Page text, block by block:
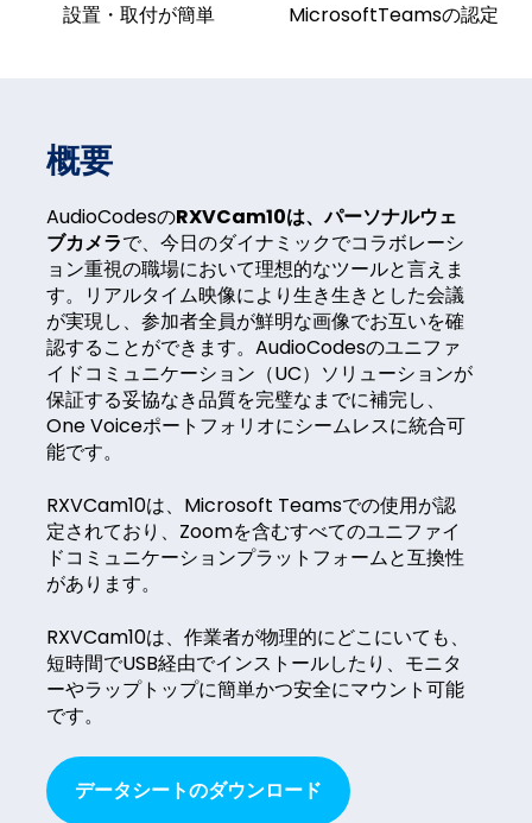
設置・取付が簡単 MicrosoftTeamsの認定
概要
AudioCodesのRXVCam10は、パーソナルウェ
ブカメラで、今日のダイナミックでコラボレーシ
ョン重視の職場において理想的なツールと言えま
す。リアルタイム映像により生き生きとした会議
が実現し、参加者全員が鮮明な画像でお互いを確
認することができます。AudioCodesのユニファ
イドコミュニケーション（UC）ソリューションが
保証する妥協なき品質を完璧なまでに補完し、
One Voiceポートフォリオにシームレスに統合可
能です。
RXVCam10は、Microsoft Teamsでの使用が認
定されており、Zoomを含むすべてのユニファイ
ドコミュニケーションプラットフォームと互換性
があります。
RXVCam10は、作業者が物理的にどこにいても、
短時間でUSB経由でインストールしたり、モニタ
ーやラップトップに簡単かつ安全にマウント可能
です。
データシートのダウンロード